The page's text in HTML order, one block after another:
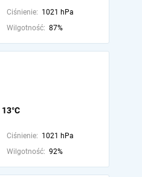
Ciśnienie: 1021 hPa
Wilgotność: 87%
13°C
Ciśnienie: 1021 hPa
Wilgotność: 92%